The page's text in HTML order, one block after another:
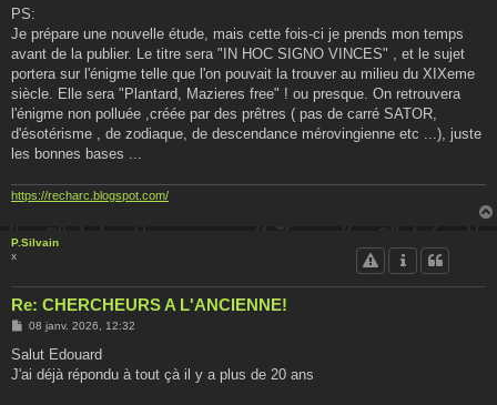
PS:
Je prépare une nouvelle étude, mais cette fois-ci je prends mon temps
avant de la publier. Le titre sera "IN HOC SIGNO VINCES" , et le sujet
portera sur l'énigme telle que l'on pouvait la trouver au milieu du XIXeme
siècle. Elle sera "Plantard, Mazieres free" ! ou presque. On retrouvera
l'énigme non polluée ,créée par des prêtres ( pas de carré SATOR,
d'ésotérisme , de zodiaque, de descendance mérovingienne etc ...), juste
les bonnes bases ...
https://recharc.blogspot.com/
P.Silvain
x
Re: CHERCHEURS A L'ANCIENNE!
M
s
a
08 janv. 2026, 12:32
Salut Edouard
J'ai déjà répondu à tout çà il y a plus de 20 ans